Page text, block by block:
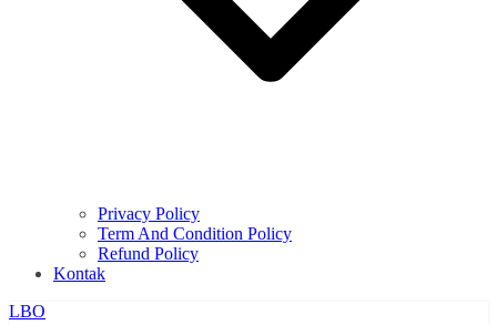
Privacy Policy
Term And Condition Policy
Refund Policy
Kontak
LBO